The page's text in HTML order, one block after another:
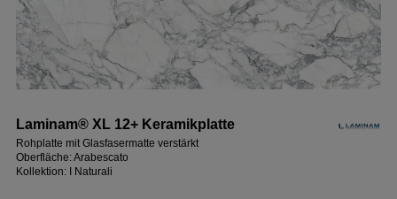
Laminam® XL 12+ Keramikplatte
Rohplatte mit Glasfasermatte verstärkt
Oberfläche: Arabescato
Kollektion: I Naturali